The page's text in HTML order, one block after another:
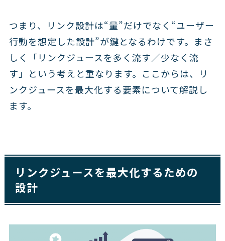
つまり、リンク設計は“量”だけでなく“ユーザー
行動を想定した設計”が鍵となるわけです。まさ
しく「リンクジュースを多く流す／少なく流
す」という考えと重なります。ここからは、リ
ンクジュースを最大化する要素について解説し
ます。
リンクジュースを最大化するための
設計